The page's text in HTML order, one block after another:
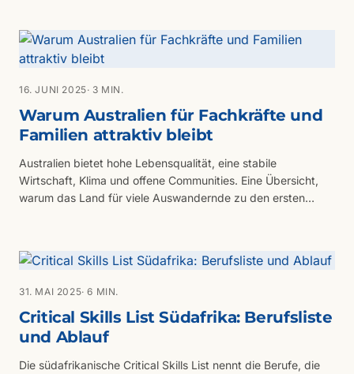
16. JUNI 2025· 3 MIN.
Warum Australien für Fachkräfte und
Familien attraktiv bleibt
Australien bietet hohe Lebensqualität, eine stabile
Wirtschaft, Klima und offene Communities. Eine Übersicht,
warum das Land für viele Auswandernde zu den ersten
31. MAI 2025· 6 MIN.
Critical Skills List Südafrika: Berufsliste
und Ablauf
Die südafrikanische Critical Skills List nennt die Berufe, die